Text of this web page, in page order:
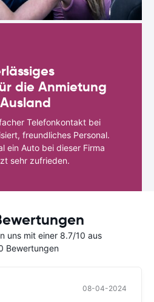
die Anmietung
Telefonkontakt bei
freundliches Personal.
ein Auto bei dieser Firma
sehr zufrieden.
uns mit einer 8.7/10 aus
Bewertungen
08-04-2024